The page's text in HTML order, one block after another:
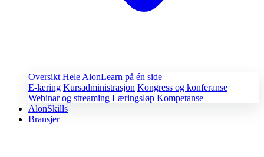
Oversikt Hele AlonLearn på én side
E-læring Kursadministrasjon Kongress og konferanse
Webinar og streaming Læringsløp Kompetanse
AlonSkills
Bransjer